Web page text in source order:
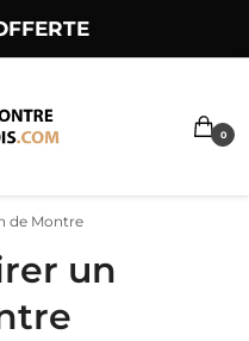
0
de Montre
un